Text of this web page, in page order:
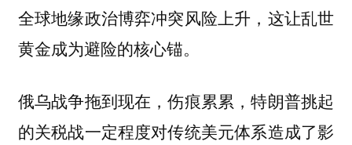
全球地缘政治博弈冲突风险上升，这让乱世
黄金成为避险的核心锚。
俄乌战争拖到现在，伤痕累累，特朗普挑起
的关税战一定程度对传统美元体系造成了影